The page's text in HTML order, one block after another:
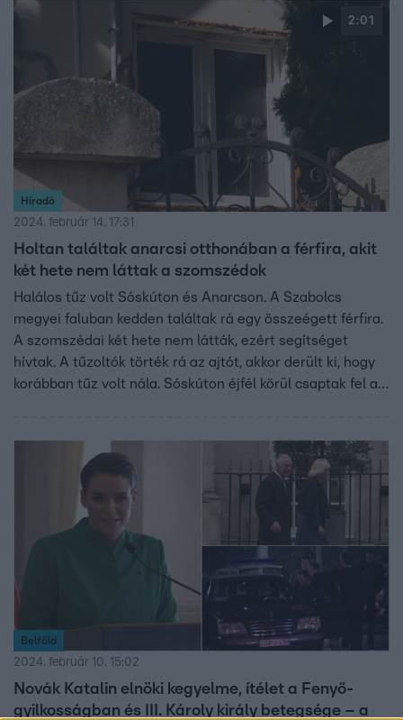
hiába kerestük, hogy van-e erre szándék.
2:01
Híradó
2024. február 14. 17:31
Holtan találtak anarcsi otthonában a férfira, akit
két hete nem láttak a szomszédok
Halálos tűz volt Sóskúton és Anarcson. A Szabolcs
megyei faluban kedden találtak rá egy összeégett férfira.
A szomszédai két hete nem látták, ezért segítséget
hívtak. A tűzoltók törték rá az ajtót, akkor derült ki, hogy
korábban tűz volt nála. Sóskúton éjfél körül csaptak fel a
Belföld
2024. február 10. 15:02
Novák Katalin elnöki kegyelme, ítélet a Fenyő-
gyilkosságban és III. Károly király betegsége – a